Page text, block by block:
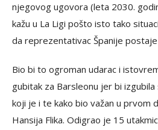
njegovog ugovora (leta 2030.
kažu u La Ligi pošto isto tako
da reprezentativac Španije
Bio bi to ogroman udarac i
gubitak za Barsleonu jer bi
koji je i te kako bio važan u prvom
Hansija Flika. Odigrao je 15